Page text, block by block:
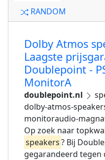
RANDOM
Dolby Atmos
Laagste
Doublepoint -
MonitorA
doublepoint.nl
dolby-atmos-
monitoraudio-
Op zoek naar
speakers? Bij
gegarandeerd tegen